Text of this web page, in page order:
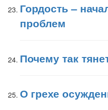
Гордость –
проблем
Почему так
О грехе